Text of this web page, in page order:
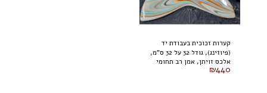
קערות זכוכית בעבודת יד
(פיוזינג), גודל 32 על 32 ס"מ,
של האמן אלכס זויתן
אלכס זויתן, אמן רב תחומי
₪440